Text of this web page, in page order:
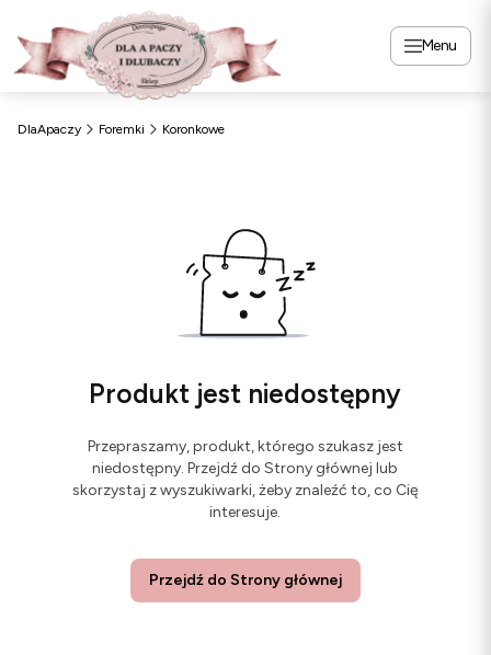
Menu
DlaApaczy Foremki Koronkowe
Produkt jest niedostępny
Przepraszamy, produkt, którego szukasz jest
niedostępny. Przejdź do Strony głównej lub
skorzystaj z wyszukiwarki, żeby znaleźć to, co Cię
interesuje.
Przejdź do Strony głównej